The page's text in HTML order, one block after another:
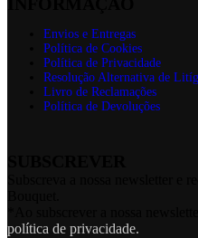
Envios e Entregas
Política de Cookies
Política de Privacidade
Resolução Alternativa de
Livro de Reclamações
Política de Devoluções
política de privacidade.